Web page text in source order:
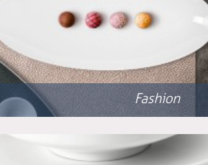
Fashion